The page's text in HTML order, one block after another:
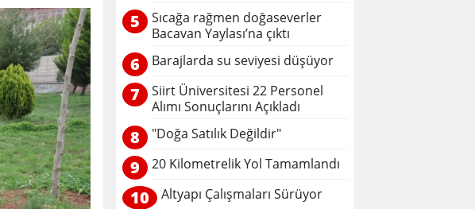
5
Sıcağa rağmen doğaseverler
Bacavan Yaylası’na çıktı
6 Barajlarda su seviyesi düşüyor
7
Siirt Üniversitesi 22 Personel
Alımı Sonuçlarını Açıkladı
8 "Doğa Satılık Değildir"
9 20 Kilometrelik Yol Tamamlandı
10 Altyapı Çalışmaları Sürüyor